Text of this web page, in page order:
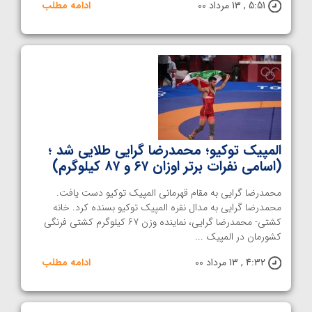
5:51 , 13 مرداد 00 ادامه مطلب
المپیک توکیو؛ محمدرضا گرایی طلایی شد ؛
(اسامی نفرات برتر اوزان ۶۷ و ۸۷ کیلوگرم)
محمدرضا گرایی به مقام قهرمانی المپیک توکیو دست یافت.
محمدرضا گرایی به مدال نقره المپیک توکیو بسنده کرد. خانه
کشتی- محمدرضا گرایی، نماینده وزن 67 کیلوگرم کشتی فرنگی
کشورمان در المپیک ...
4:32 , 13 مرداد 00
ادامه مطلب